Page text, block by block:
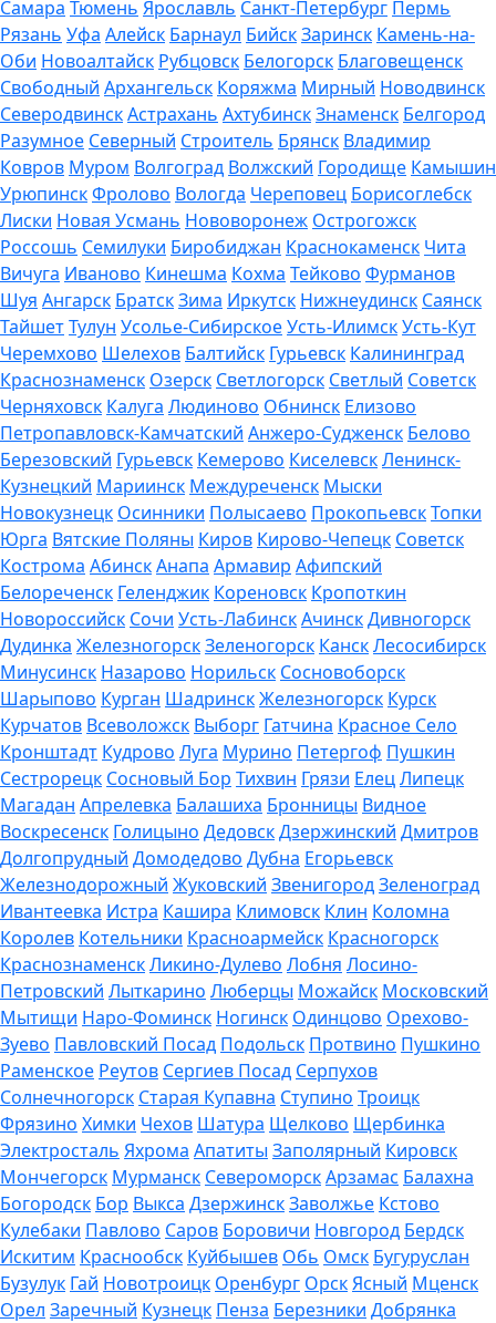
Самара Тюмень Ярославль Санкт-Петербург Пермь
Рязань Уфа Алейск Барнаул БийскЗаринск Камень-на-
Оби Новоалтайск Рубцовск Белогорск Благовещенск
Свободный Архангельск Коряжма Мирный Новодвинск
СеверодвинскАстрахань АхтубинскЗнаменск Белгород
Разумное Северный Строитель Брянск Владимир
Ковров Муром Волгоград Волжский Городище Камышин
УрюпинскФролово Вологда Череповец Борисоглебск
Лиски Новая Усмань Нововоронеж Острогожск
Россошь Семилуки Биробиджан Краснокаменск Чита
Вичуга Иваново Кинешма Кохма Тейково Фурманов
Шуя Ангарск БратскЗима Иркутск Нижнеудинск Саянск
ТайшетТулун Усолье-СибирскоеУсть-ИлимскУсть-Кут
Черемхово Шелехов Балтийск Гурьевск Калининград
Краснознаменск Озерск Светлогорск Светлый Советск
Черняховск Калуга Людиново Обнинск Елизово
Петропавловск-Камчатский Анжеро-Судженск Белово
Березовский Гурьевск Кемерово КиселевскЛенинск-
Кузнецкий Мариинск Междуреченск Мыски
Новокузнецк Осинники Полысаево ПрокопьевскТопки
Юрга Вятские Поляны Киров Кирово-Чепецк Советск
Кострома АбинскАнапа Армавир Афипский
Белореченск Геленджик Кореновск Кропоткин
Новороссийск Сочи Усть-ЛабинскАчинскДивногорск
Дудинка ЖелезногорскЗеленогорск КанскЛесосибирск
Минусинск Назарово Норильск Сосновоборск
Шарыпово Курган ШадринскЖелезногорск Курск
Курчатов Всеволожск Выборг Гатчина Красное Село
Кронштадт Кудрово Луга Мурино Петергоф Пушкин
Сестрорецк Сосновый Бор Тихвин Грязи ЕлецЛипецк
Магадан Апрелевка Балашиха Бронницы Видное
Воскресенск Голицыно ДедовскДзержинский Дмитров
Долгопрудный Домодедово Дубна Егорьевск
Железнодорожный Жуковский ЗвенигородЗеленоград
Ивантеевка Истра Кашира Климовск Клин Коломна
Королев Котельники Красноармейск Красногорск
КраснознаменскЛикино-Дулево Лобня Лосино-
Петровский Лыткарино Люберцы Можайск Московский
Мытищи Наро-Фоминск Ногинск Одинцово Орехово-
Зуево Павловский Посад Подольск Протвино Пушкино
Раменское Реутов Сергиев Посад Серпухов
Солнечногорск Старая Купавна Ступино Троицк
Фрязино Химки Чехов Шатура Щелково Щербинка
Электросталь Яхрома Апатиты Заполярный Кировск
Мончегорск Мурманск СевероморскАрзамас Балахна
Богородск Бор Выкса ДзержинскЗаволжье Кстово
Кулебаки Павлово Саров Боровичи Новгород Бердск
Искитим Краснообск Куйбышев Обь Омск Бугуруслан
Бузулук Гай Новотроицк Оренбург ОрскЯсный Мценск
Орел Заречный Кузнецк Пенза Березники Добрянка